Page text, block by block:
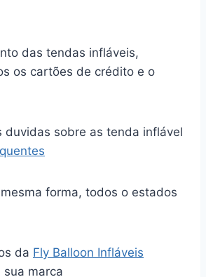
das tendas infláveis,
os cartões de crédito e o
duvidas sobre as tenda inflável
forma, todos o estados
da Fly Balloon Infláveis
sua marca